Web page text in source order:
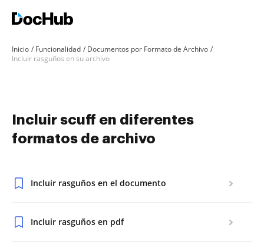
Inicio Funcionalidad
Documentos por Formato de Archivo
Incluir rasguños en su archivo
Incluir scuff en diferentes
formatos de archivo
Incluir rasguños en el documento
Incluir rasguños en pdf